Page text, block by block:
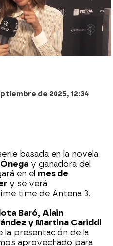
de 2025, 12:34
basada en la novela
y ganadora del
en el mes de
y se verá
time de Antena 3.
Baró, Alain
y Martina Cariddi
la presentación de la
aprovechado para